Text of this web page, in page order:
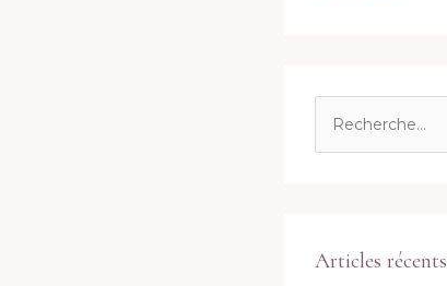
rArticles récents